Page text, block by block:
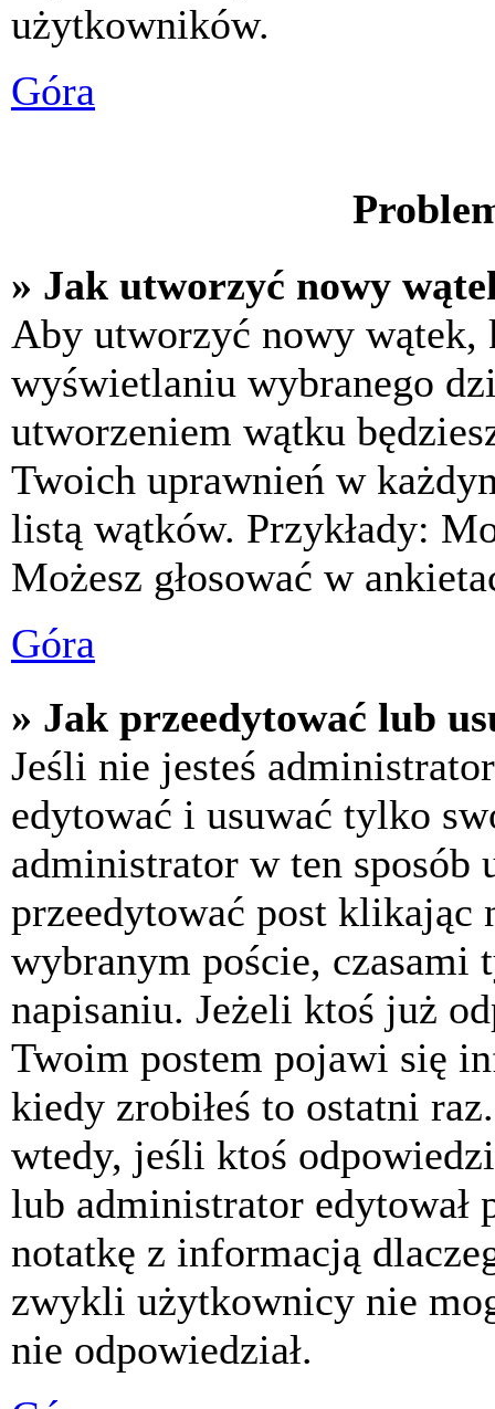
użytkowników.
Góra
» Jak utworzyć nowy
Aby utworzyć nowy
wyświetlaniu wybranego
utworzeniem wątku
Twoich uprawnień w
listą wątków. Przykłady:
Możesz głosować w
Góra
» Jak przeedytować lub
Jeśli nie jesteś
edytować i usuwać tylko
administrator w ten sposób
przeedytować post klikając
wybranym poście, czasami
napisaniu. Jeżeli ktoś już
Twoim postem pojawi się
kiedy zrobiłeś to ostatni
wtedy, jeśli ktoś
lub administrator edytował
notatkę z informacją
zwykli użytkownicy nie
nie odpowiedział.